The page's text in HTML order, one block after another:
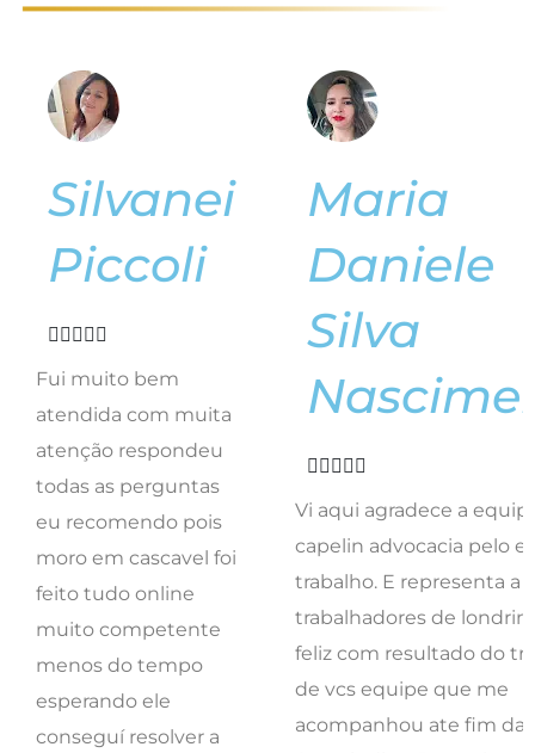
Piccoli
  
atendida com muita
todas as perguntas
eu recomendo pois
moro em cascavel foi
feito tudo online
muito competente
menos do tempo
esperando ele
conseguí resolver a
minha causa pois dois
advogado aquí da
minha cidade não
consegueriam e
Daniele
Silva
  
capelin advocacia pelo
trabalhadores de
feliz com resultado do
de vcs equipe que me
acompanhou ate fim da
Supe indico. Deus
🙏🙏❤